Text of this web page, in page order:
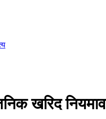
खरिद